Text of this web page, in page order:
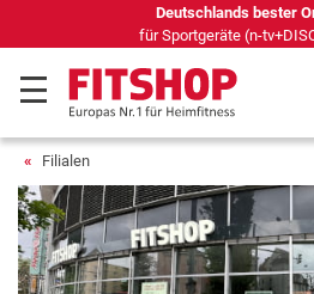
Deutschlands bester
für Sportgeräte (n-
Filialen